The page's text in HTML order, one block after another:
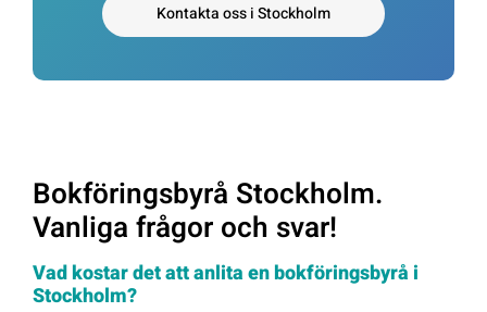
Kontakta oss i Stockholm
Bokföringsbyrå Stockholm.
Vanliga frågor och svar!
Vad kostar det att anlita en bokföringsbyrå i
Stockholm?